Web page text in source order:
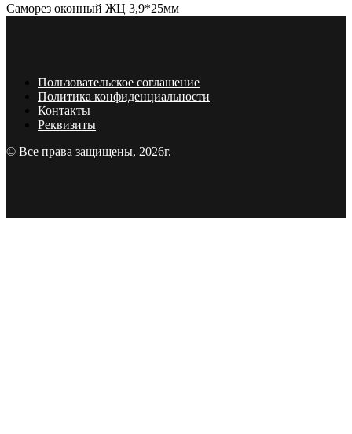
Саморез оконный ЖЦ 3,9*25мм
Пользовательское соглашение
Политика конфиденциальности
Контакты
Реквизиты
© Все права защищены, 2026г.